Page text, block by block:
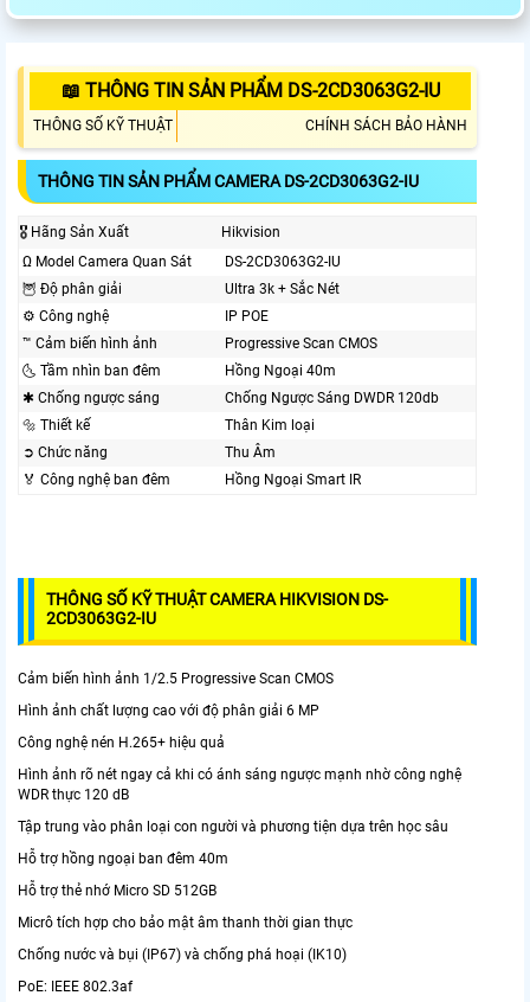
📖 THÔNG TIN SẢN PHẨM DS-2CD3063G2-IU
THÔNG SỐ KỸ THUẬT CHÍNH SÁCH BẢO HÀNH
THÔNG TIN SẢN PHẨM CAMERA DS-2CD3063G2-IU
🎖️ Hãng Sản Xuất
Hikvision
Ω Model Camera Quan Sát
DS-2CD3063G2-IU
🦉 Độ phân giải
Ultra 3k + Sắc Nét
⚙ Công nghệ
IP POE
™️ Cảm biến hình ảnh
Progressive Scan CMOS
🌜 Tầm nhìn ban đêm
Hồng Ngoại 40m
✱ Chống ngược sáng
Chống Ngược Sáng DWDR 120db
🔩 Thiết kế
Thân Kim loại
➲ Chức năng
Thu Âm
️🏅️ Công nghệ ban đêm
Hồng Ngoại Smart IR
THÔNG SỐ KỸ THUẬT CAMERA HIKVISION DS-
2CD3063G2-IU
Cảm biến hình ảnh 1/2.5 Progressive Scan CMOS
Hình ảnh chất lượng cao với độ phân giải 6 MP
Công nghệ nén H.265+ hiệu quả
Hình ảnh rõ nét ngay cả khi có ánh sáng ngược mạnh nhờ công nghệ
WDR thực 120 dB
Tập trung vào phân loại con người và phương tiện dựa trên học sâu
Hỗ trợ hồng ngoại ban đêm 40m
Hỗ trợ thẻ nhớ Micro SD 512GB
Micrô tích hợp cho bảo mật âm thanh thời gian thực
Chống nước và bụi (IP67) và chống phá hoại (IK10)
PoE: IEEE 802.3af